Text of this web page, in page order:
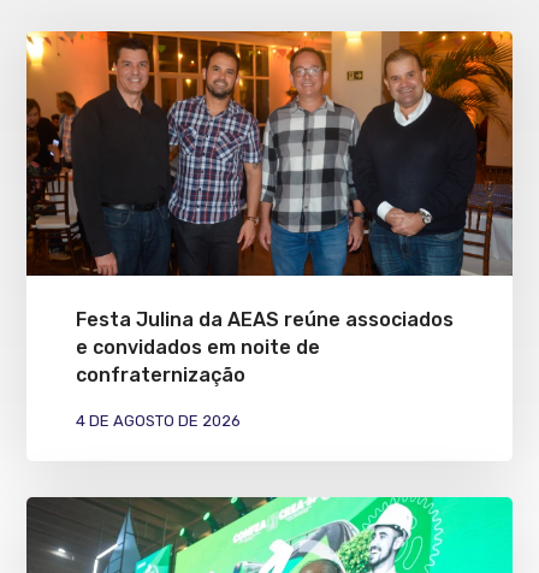
Festa Julina da AEAS reúne associados
e convidados em noite de
confraternização
4 DE AGOSTO DE 2026